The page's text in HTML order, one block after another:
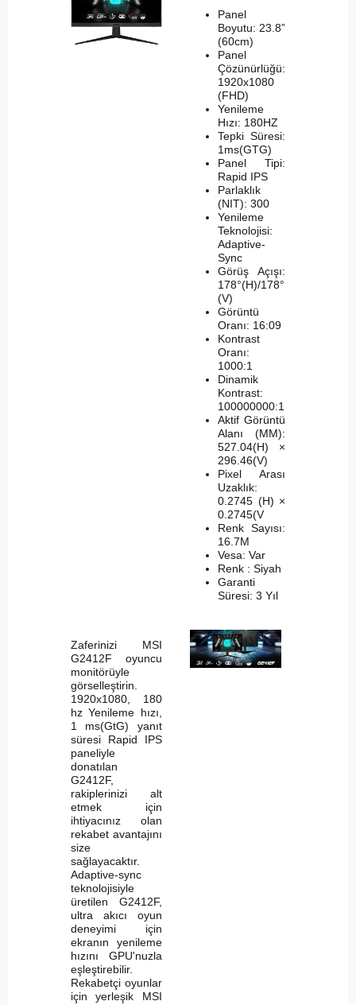
Panel
Boyutu: 23.8”
(60cm)
Panel
Çözünürlüğü:
1920x1080
(FHD)
Yenileme
Hızı: 180HZ
Tepki Süresi:
1ms(GTG)
Panel Tipi:
Rapid IPS
Parlaklık
(NIT): 300
Yenileme
Teknolojisi:
Adaptive-
Sync
Görüş Açışı:
178°(H)/178°
(V)
Görüntü
Oranı: 16:09
Kontrast
Oranı:
1000:1
Dinamik
Kontrast:
100000000:1
Aktif Görüntü
Alanı (MM):
527.04(H) ×
296.46(V)
Pixel Arası
Uzaklık:
0.2745 (H) ×
0.2745(V
Renk Sayısı:
16.7M
Vesa: Var
Renk : Siyah
Garanti
Süresi: 3 Yıl
Zaferinizi MSI
G2412F oyuncu
monitörüyle
görselleştirin.
1920x1080, 180
hz Yenileme hızı,
1 ms(GtG) yanıt
süresi Rapid IPS
paneliyle
donatılan
G2412F,
rakiplerinizi alt
etmek için
ihtiyacınız olan
rekabet avantajını
size
sağlayacaktır.
Adaptive-sync
teknolojisiyle
üretilen G2412F,
ultra akıcı oyun
deneyimi için
ekranın yenileme
hızını GPU'nuzla
eşleştirebilir.
Rekabetçi oyunlar
için yerleşik MSI